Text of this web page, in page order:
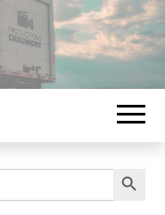
Search Button